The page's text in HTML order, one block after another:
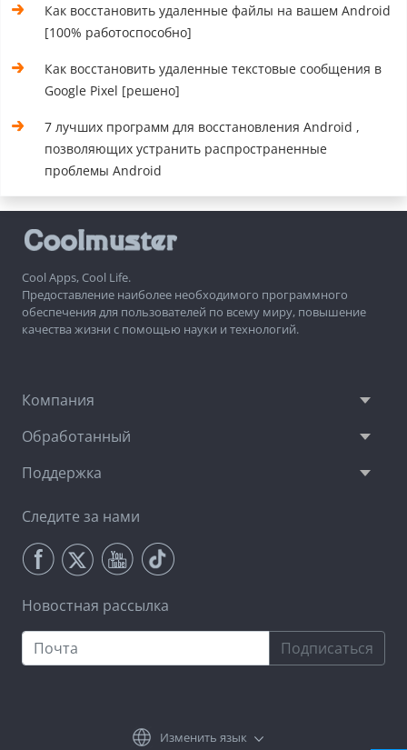
Как восстановить удаленные файлы на вашем Android
[100% работоспособно]
Как восстановить удаленные текстовые сообщения в
Google Pixel [решено]
7 лучших программ для восстановления Android ,
позволяющих устранить распространенные
проблемы Android
Cool Apps, Cool Life.
Предоставление наиболее необходимого программного
обеспечения для пользователей по всему миру, повышение
качества жизни с помощью науки и технологий.
Компания
Обработанный
Поддержка
Следите за нами
Новостная рассылка
Подписаться
Изменить язык